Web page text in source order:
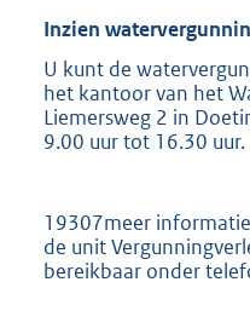
Inzien
U kunt de
het kantoor van het
Liemersweg 2 in
9.00 uur tot 16.30 uur.
19307meer
de unit
bereikbaar onder